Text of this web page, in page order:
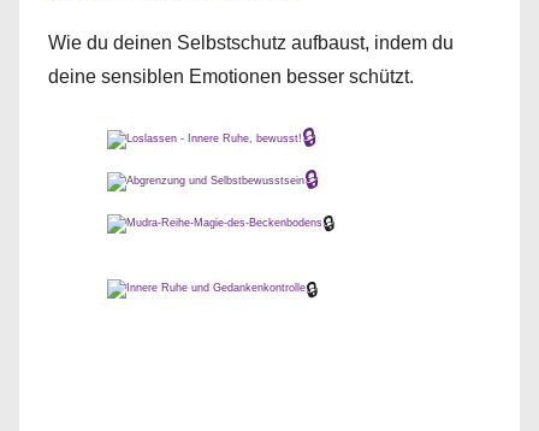
Wie du deinen Selbstschutz aufbaust, indem du
deine sensiblen Emotionen besser schützt.
🔒
🔒
🔒
🔒